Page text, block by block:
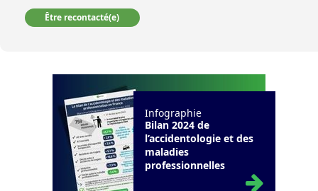
Être recontacté(e)
Infographie
Bilan 2024 de
l’accidentologie et des
maladies
professionnelles